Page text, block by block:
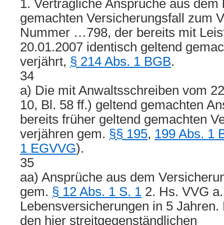
1. Vertragliche Ansprüche aus dem
gemachten Versicherungsfall zum
Nummer …798, der bereits mit
20.01.2007 identisch geltend
verjährt, § 214 Abs. 1 BGB.
34
a) Die mit Anwaltsschreiben vom
10, Bl. 58 ff.) geltend gemachten
bereits früher geltend gemachten
verjähren gem. §§ 195, 199 Abs. 1
1 EGVVG).
35
aa) Ansprüche aus dem
gem. § 12 Abs. 1 S. 1 2. Hs. VVG
Lebensversicherungen in 5
den hier streitgegenständlichen